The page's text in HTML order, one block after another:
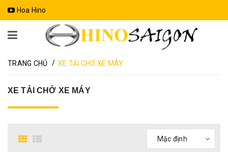
Hoa Hino
TRANG CHỦ / XE TẢI CHỞ XE MÁY
XE TẢI CHỞ XE MÁY